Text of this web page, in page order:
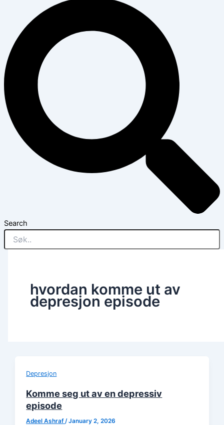
Search
hvordan komme ut av
depresjon episode
Depresjon
Komme seg ut av en depressiv
episode
Adeel Ashraf /January 2, 2026